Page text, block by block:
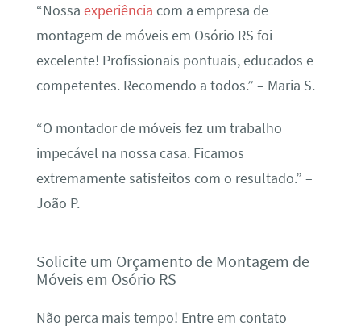
“Nossa experiência com a empresa de
montagem de móveis em Osório RS foi
excelente! Profissionais pontuais, educados e
competentes. Recomendo a todos.” – Maria S.
“O montador de móveis fez um trabalho
impecável na nossa casa. Ficamos
extremamente satisfeitos com o resultado.” –
João P.
Solicite um Orçamento de Montagem de
Móveis em Osório RS
Não perca mais tempo! Entre em contato